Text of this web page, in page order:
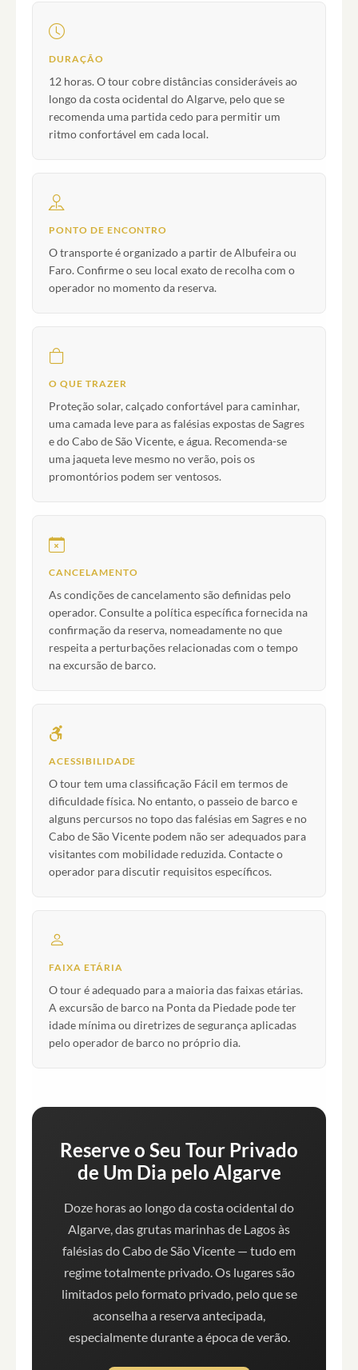
DURAÇÃO
12 horas. O tour cobre distâncias consideráveis ao
longo da costa ocidental do Algarve, pelo que se
recomenda uma partida cedo para permitir um
ritmo confortável em cada local.
PONTO DE ENCONTRO
O transporte é organizado a partir de Albufeira ou
Faro. Confirme o seu local exato de recolha com o
operador no momento da reserva.
O QUE TRAZER
Proteção solar, calçado confortável para caminhar,
uma camada leve para as falésias expostas de Sagres
e do Cabo de São Vicente, e água. Recomenda-se
uma jaqueta leve mesmo no verão, pois os
promontórios podem ser ventosos.
CANCELAMENTO
As condições de cancelamento são definidas pelo
operador. Consulte a política específica fornecida na
confirmação da reserva, nomeadamente no que
respeita a perturbações relacionadas com o tempo
na excursão de barco.
ACESSIBILIDADE
O tour tem uma classificação Fácil em termos de
dificuldade física. No entanto, o passeio de barco e
alguns percursos no topo das falésias em Sagres e no
Cabo de São Vicente podem não ser adequados para
visitantes com mobilidade reduzida. Contacte o
operador para discutir requisitos específicos.
FAIXA ETÁRIA
O tour é adequado para a maioria das faixas etárias.
A excursão de barco na Ponta da Piedade pode ter
idade mínima ou diretrizes de segurança aplicadas
pelo operador de barco no próprio dia.
Reserve o Seu Tour Privado
de Um Dia pelo Algarve
Doze horas ao longo da costa ocidental do
Algarve, das grutas marinhas de Lagos às
falésias do Cabo de São Vicente — tudo em
regime totalmente privado. Os lugares são
limitados pelo formato privado, pelo que se
aconselha a reserva antecipada,
especialmente durante a época de verão.